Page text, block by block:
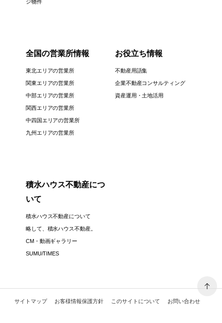
ジ物件
全国の営業所情報
東北エリアの営業所
関東エリアの営業所
中部エリアの営業所
関西エリアの営業所
中四国エリアの営業所
九州エリアの営業所
お役立ち情報
不動産用語集
企業不動産コンサルティング
資産運用・土地活用
積水ハウス不動産につ
いて
積水ハウス不動産について
略して、積水ハウス不動産。
CM・動画ギャラリー
SUMU/TIMES
サイトマップ お客様情報保護方針 このサイトについて お問い合わせ